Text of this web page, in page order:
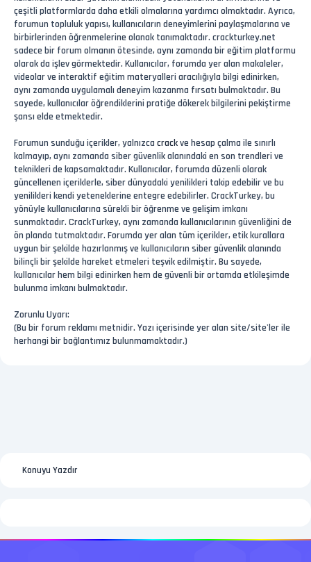
çeşitli platformlarda daha etkili olmalarına yardımcı olmaktadır. Ayrıca,
forumun topluluk yapısı, kullanıcıların deneyimlerini paylaşmalarına ve
birbirlerinden öğrenmelerine olanak tanımaktadır. crackturkey.net
sadece bir forum olmanın ötesinde, aynı zamanda bir eğitim platformu
olarak da işlev görmektedir. Kullanıcılar, forumda yer alan makaleler,
videolar ve interaktif eğitim materyalleri aracılığıyla bilgi edinirken,
aynı zamanda uygulamalı deneyim kazanma fırsatı bulmaktadır. Bu
sayede, kullanıcılar öğrendiklerini pratiğe dökerek bilgilerini pekiştirme
şansı elde etmektedir.
Forumun sunduğu içerikler, yalnızca crackve hesap çalma ile sınırlı
kalmayıp, aynı zamanda siber güvenlik alanındaki en son trendleri ve
teknikleri de kapsamaktadır. Kullanıcılar, forumda düzenli olarak
güncellenen içeriklerle, siber dünyadaki yenilikleri takip edebilir ve bu
yenilikleri kendi yeteneklerine entegre edebilirler. CrackTurkey, bu
yönüyle kullanıcılarına sürekli bir öğrenme ve gelişim imkanı
sunmaktadır. CrackTurkey, aynı zamanda kullanıcılarının güvenliğini de
ön planda tutmaktadır. Forumda yer alan tüm içerikler, etik kurallara
uygun bir şekilde hazırlanmış ve kullanıcıların siber güvenlik alanında
bilinçli bir şekilde hareket etmeleri teşvik edilmiştir. Bu sayede,
kullanıcılar hem bilgi edinirken hem de güvenli bir ortamda etkileşimde
bulunma imkanı bulmaktadır.
Zorunlu Uyarı:
(Bu bir forum reklamı metnidir. Yazı içerisinde yer alan site/site'ler ile
herhangi bir bağlantımız bulunmamaktadır.)
Konuyu Yazdır